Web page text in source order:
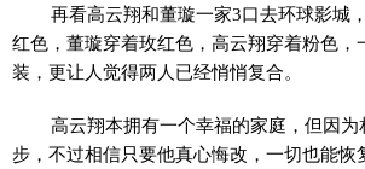
再看高云翔和董璇一家3口去环球影城
红色，董璇穿着玫红色，高云翔穿着粉色，
装，更让人觉得两人已经悄悄复合。
高云翔本拥有一个幸福的家庭，但因
步，不过相信只要他真心悔改，一切也能恢